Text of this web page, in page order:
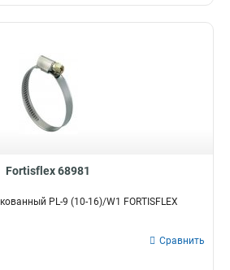
Fortisflex 68981
PL-9 (10-16)/W1 FORTISFLEX
Сравнить